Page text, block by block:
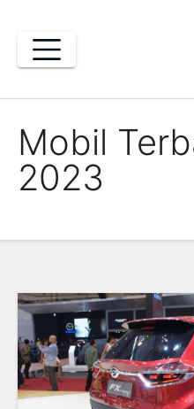
content
Mobil
2023